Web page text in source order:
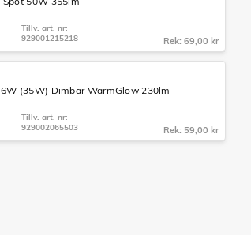
Tillv. art. nr:
929001215218
Rek: 69,00 kr
(35W) Dimbar WarmGlow 230lm
Tillv. art. nr:
929002065503
Rek: 59,00 kr